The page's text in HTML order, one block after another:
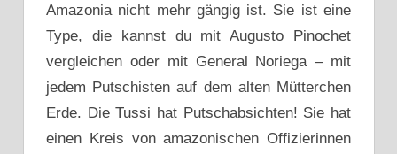
Amazonia nicht mehr gängig ist. Sie ist eine
Type, die kannst du mit Augusto Pinochet
vergleichen oder mit General Noriega – mit
jedem Putschisten auf dem alten Mütterchen
Erde. Die Tussi hat Putschabsichten! Sie hat
einen Kreis von amazonischen Offizierinnen